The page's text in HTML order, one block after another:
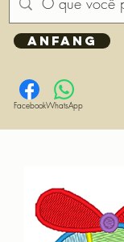
ANFANG
FacebookWhatsApp